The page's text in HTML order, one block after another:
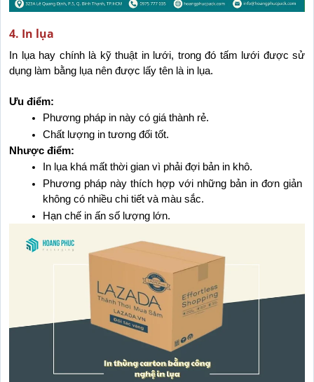
4. In lụa
In lụa hay chính là kỹ thuật in lưới, trong đó tấm lưới được sử
dụng làm bằng lụa nên được lấy tên là in lụa.
Ưu điểm:
Phương pháp in này có giá thành rẻ.
Chất lượng in tương đối tốt.
Nhược điểm:
In lụa khá mất thời gian vì phải đợi bản in khô.
Phương pháp này thích hợp với những bản in đơn giản
không có nhiều chi tiết và màu sắc.
Hạn chế in ấn số lượng lớn.